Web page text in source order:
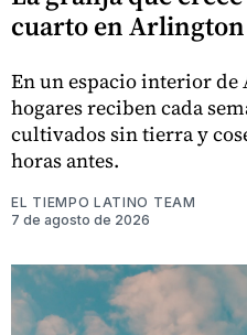
cuarto en Arlington
En un espacio interior de
hogares reciben cada
cultivados sin tierra y
horas antes.
EL TIEMPO LATINO TEAM
7 de agosto de 2026